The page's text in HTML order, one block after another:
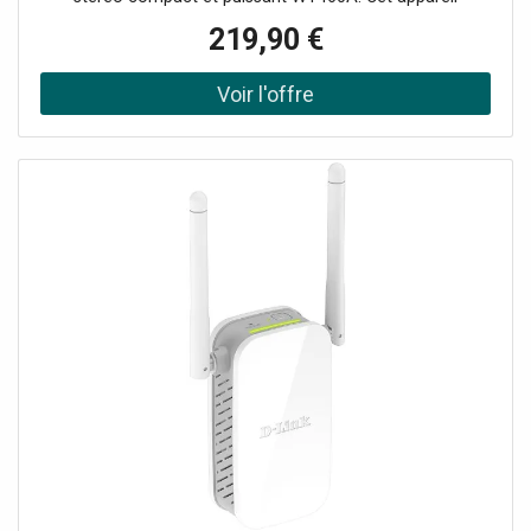
parleurs en un système audio multi-pièces HiFi sans fil
grâce à l'amplificateur numérique de classe D intégré. (Il
est équipé d'une fonction WIFI pour connecter vos haut-
parleurs à votre réseau domestique et lire de la musique
(Android) ou Q-play. Diffusez facilement votre musique
préférée via le streaming BT ou à partir de services de
domestique intelligente !Système audio multiroom
compact, Amplificateur numérique de classe D 4x 60W,
Amplificateur stéréo Wi-Fi Plug and Play, Peut être utilisé
avec l'application Legacy player (Android et iOS),
Récepteur BT pour le streaming audio, 10 préréglages
personnalisables (programmables via l'application),
Fonctionne également avec la plupart des autres services
de diffusion en continu, Entrée RCA et USB, Connexion
Ethernet RJ45, Indicateur LED pour les différentes
fonctions, Alimentation électrique stable et économe en
219,90 €